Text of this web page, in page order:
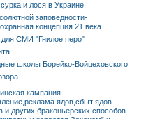
и лося в Украине!
заповедности-
концепция 21 века
для СМИ "Гнилое перо"
школы Борейко-Войцеховского
кампания
ядов,сбыт ядов ,
и других браконьерских способов